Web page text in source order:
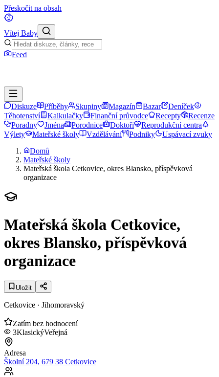
Přeskočit na obsah
Vítej Baby
Feed
Diskuze Příběhy Skupiny Magazín Bazar
Deníček
Těhotenství
Kalkulačky Finanční průvodce Recepty
Recenze
Poradny
Jména Porodnice Doktoři
Reprodukční centra
Výlety
Mateřské školy Vzdělávání Podniky
Uspávací zvuky
Domů
Mateřské školy
Mateřská škola Cetkovice, okres Blansko, příspěvková
organizace
Mateřská škola Cetkovice,
okres Blansko, příspěvková
organizace
Uložit
Cetkovice · Jihomoravský
Zatím bez hodnocení
3KlasickýVeřejná
Adresa
Školní 204, 679 38 Cetkovice